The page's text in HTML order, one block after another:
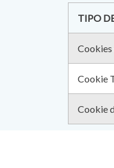
TIPO
Cookies
Cookie
Cookie